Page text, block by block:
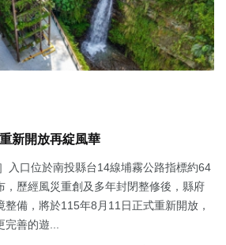
新開放再綻風華
入口位於南投縣台14線埔霧公路指標約64
，歷經風災重創及多年封閉整修後，縣府
備，將於115年8月11日正式重新開放，
完善的遊...